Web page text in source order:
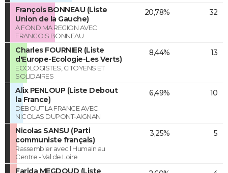
François BONNEAU (Liste
Union de la Gauche)
A FOND MA REGION AVEC
FRANCOIS BONNEAU
20,78% 32
Charles FOURNIER (Liste
d'Europe-Ecologie-Les Verts)
ECOLOGISTES, CITOYENS ET
SOLIDAIRES
8,44% 13
Alix PENLOUP (Liste Debout
la France)
DEBOUT LA FRANCE AVEC
NICOLAS DUPONT-AIGNAN
6,49% 10
Nicolas SANSU (Parti
communiste français)
Rassembler avec l'Humain au
Centre - Val de Loire
3,25% 5
Farida MEGDOUD (Liste